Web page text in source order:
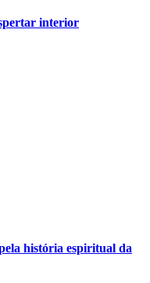
interior
história espiritual da